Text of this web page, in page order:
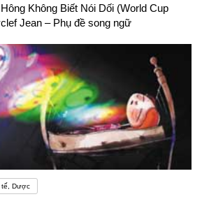
Không Biết Nói Dối (World Cup
Jean – Phụ đề song ngữ
tế, Dược